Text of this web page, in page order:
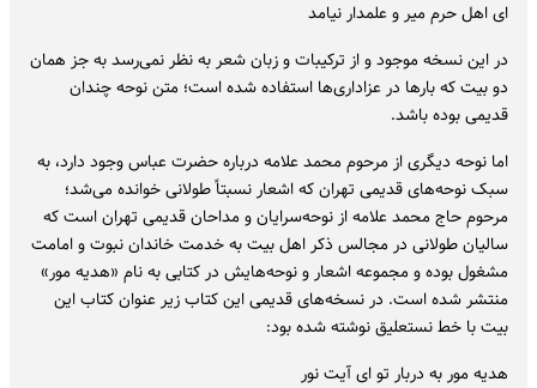
ای اهل حرم میر و علمدار نیامد
در این نسخه موجود و از ترکیبات و زبان شعر به نظر نمی‌رسد به جز همان
دو بیت که بارها در عزاداری‌ها استفاده شده است؛ متن نوحه چندان
قدیمی بوده باشد.
اما نوحه دیگری از مرحوم محمد علامه درباره حضرت عباس وجود دارد، به
سبک نوحه‌های قدیمی تهران که اشعار نسبتاً طولانی خوانده می‌شد؛
مرحوم حاج محمد علامه از نوحه‌سرایان و مداحان قدیمی تهران است که
سالیان طولانی در مجالس ذکر اهل بیت به خدمت خاندان نبوت و امامت
مشغول بوده و مجموعه اشعار و نوحه‌هایش در کتابی به نام «هدیه مور»
منتشر شده است. در نسخه‌های قدیمی این کتاب زیر عنوان کتاب این
بیت با خط نستعلیق نوشته شده بود:
هدیه مور به دربار تو ای آیت نور